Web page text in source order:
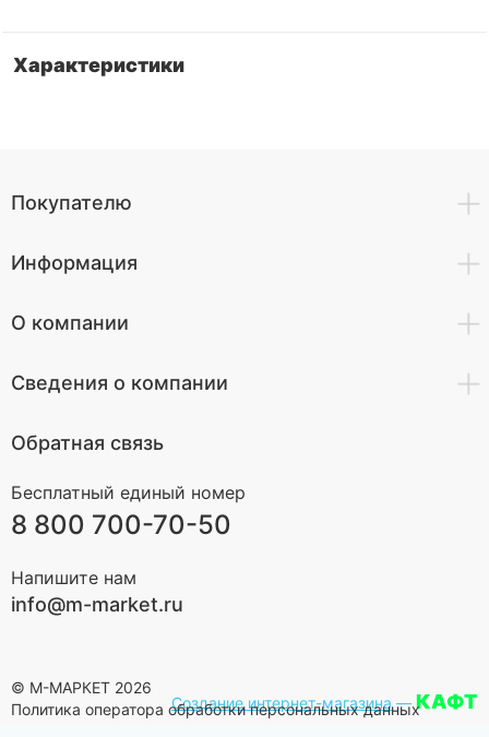
Характеристики
Покупателю
Информация
О компании
Сведения о компании
Обратная связь
Бесплатный единый номер
8 800 700-70-50
Напишите нам
info@m-market.ru
© М-МАРКЕТ 2026
Политика оператора обработки персональных данных
Создание интернет-магазина—КАФТ